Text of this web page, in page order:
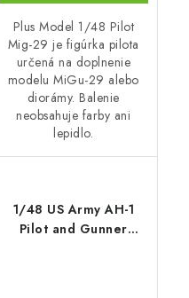
Plus Model 1/48 Pilot
Mig-29 je figúrka pilota
určená na doplnenie
modelu MiGu-29 alebo
diorámy. Balenie
neobsahuje farby ani
lepidlo.
1/48 US Army AH-1
Pilot and Gunner